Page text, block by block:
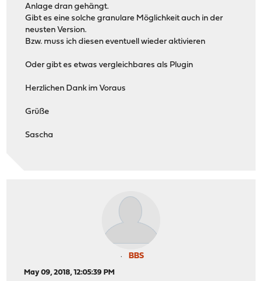
Anlage dran gehängt.
Gibt es eine solche granulare Möglichkeit auch in der
neusten Version.
Bzw. muss ich diesen eventuell wieder aktivieren
Oder gibt es etwas vergleichbares als Plugin
Herzlichen Dank im Voraus
Grüße
Sascha
BBS
May 09, 2018, 12:05:39 PM